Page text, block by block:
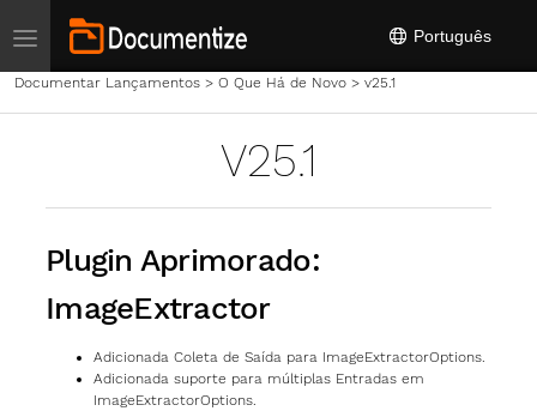
Toggle navigation Português
Documentar Lançamentos> O Que Há de Novo> v25.1
V25.1
Plugin Aprimorado:
ImageExtractor
Adicionada Coleta de Saída para ImageExtractorOptions.
Adicionada suporte para múltiplas Entradas em
ImageExtractorOptions.